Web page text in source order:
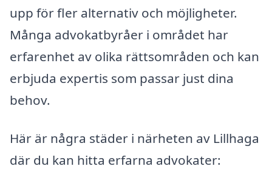
upp för fler alternativ och möjligheter.
Många advokatbyråer i området har
erfarenhet av olika rättsområden och kan
erbjuda expertis som passar just dina
behov.
Här är några städer i närheten av Lillhaga
där du kan hitta erfarna advokater: